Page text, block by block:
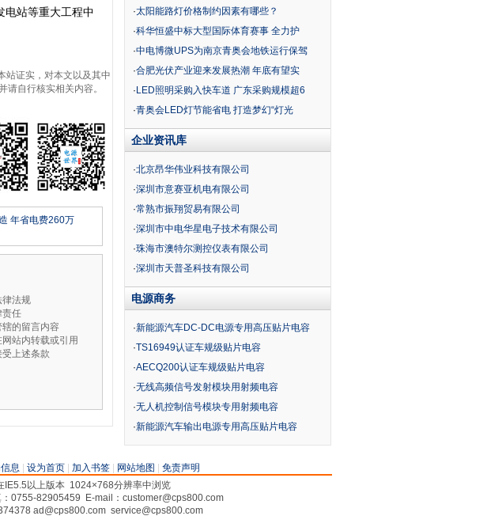
电站等重大工程中
站证实，对本文以及其中
自行核实相关内容。
年省电费260万
律法规
责任
辖的留言内容
网站内转载或引用
上述条款
·太阳能路灯价格制约因素有哪些？
·科华恒盛中标大型国际体育赛事 全力护
·中电博微UPS为南京青奥会地铁运行保驾
·合肥光伏产业迎来发展热潮 年底有望实
· LED照明采购入快车道 广东采购规模超6
·青奥会LED灯节能省电 打造梦幻“灯光
企业资讯库
·北京昂华伟业科技有限公司
·深圳市意赛亚机电有限公司
·常熟市振翔贸易有限公司
·深圳市中电华星电子技术有限公司
·珠海市澳特尔测控仪表有限公司
·深圳市天普圣科技有限公司
电源商务
·新能源汽车DC-DC电源专用高压贴片电容
·TS16949认证车规级贴片电容
·AECQ200认证车规级贴片电容
·无线高频信号发射模块用射频电容
·无人机控制信号模块专用射频电容
·新能源汽车输出电源专用高压贴片电容
息 设为首页 加入书签 网站地图
免责声明
IE5.5以上版本 1024×768分辨率中浏览
0755-82905459 E-mail：customer@cps800.com
ad@cps800.com service@cps800.com